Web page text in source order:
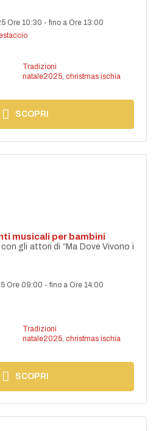
Ore 10:30 -fino a Ore 13:00
Tradizioni
natale2025, christmas ischia
SCOPRI
musicali per bambini
gli attori di “Ma Dove Vivono i
Ore 09:00 -fino a Ore 14:00
Tradizioni
natale2025, christmas ischia
SCOPRI